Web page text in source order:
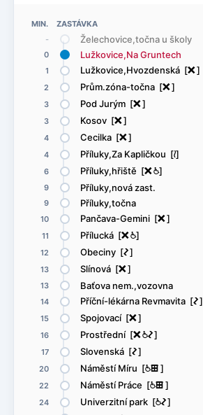
MIN. ZASTÁVKA
-
Želechovice,točna u školy
0 Lužkovice,Na Gruntech
1 Lužkovice,Hvozdenská [ë]
2 Prům.zóna-točna [ë]
3 Pod Jurým [ë]
3 Kosov [ë]
4 Cecilka [ë]
4 Příluky,Za Kapličkou [<]
6 Příluky,hřiště [ë@]
9 Příluky,nová zast.
9 Příluky,točna
10 Pančava-Gemini [ë]
11 Přílucká [ë@]
12 Obeciny [ó]
13 Slínová [ë]
13 Baťova nem.,vozovna
14 Příční-lékárna Revmavita [ó]
15 Spojovací [ë]
16 Prostřední [ë@ó]
17 Slovenská [ó]
20 Náměstí Míru [@æ]
22 Náměstí Práce [@æ]
24 Univerzitní park [@ó]